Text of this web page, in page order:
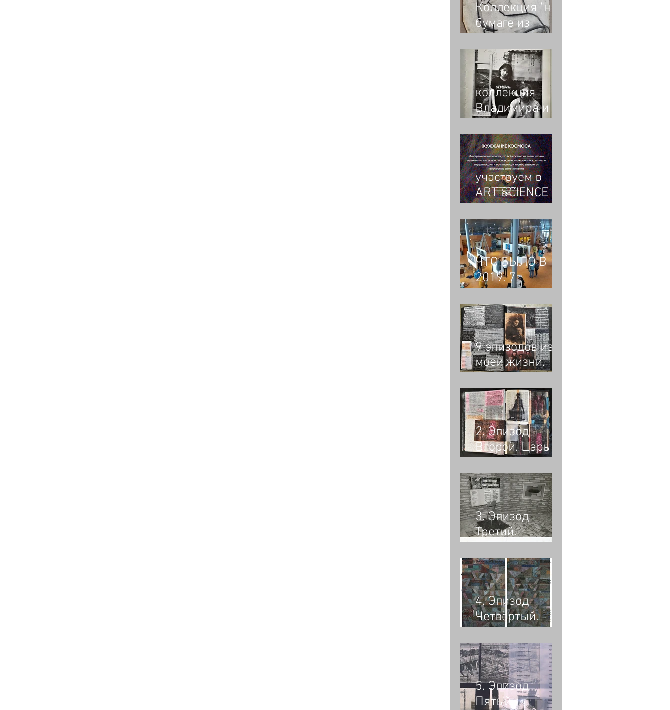
Коллекция "на
бумаге из
Владимира и
Майи Опара.
Людмила
Кульгачёва
коллекция
Владимира и
бумаге из
бумаги"
участвуем в
ART SCIENCE
2070"
ЧТО БЫЛО В
2019. 7
творческий
вечер
9 эпизодов из
моей жизни.
Библия. Как я
стал
художником.
2. Эпизод
Второй. Царь
скорбная
Родина-мать и
хор имени
Джотто
3. Эпизод
Третий.
Гипертекст.
4. Эпизод
Четвёртый.
Одинокий
Герой.
Клаустрофобия.
5. Эпизод
Пятый.